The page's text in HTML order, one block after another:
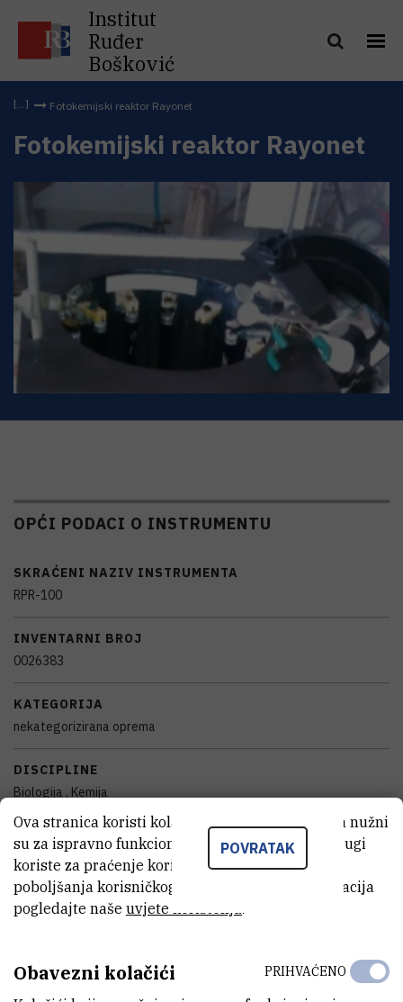
Institut
Ruđer
Bošković
Fotokemijski reaktor Rayonet
Fotokemijski reaktor Rayonet
OPĆI PODACI O INSTRUMENTU
SKRAĆENI NAZIV INSTRUMENTA
RPR-100
INVENTARNI BROJ
0026383
KATEGORIJA
nekategorizirana oprema
DISCIPLINE
Biologija , Kemija
VANJSKI LINK ZA KAPITALNU OPREMU
Vidi na croris.hr
POVRATAK
Ova stranica koristi kolačiće. Neki od tih kolačića nužni
su za ispravno funkcioniranje stranice, dok se drugi
koriste za praćenje korištenja stranice radi
poboljšanja korisničkog iskustva. Za više informacija
pogledajte naše uvjete korištenja
Obavezni kolačići PRIHVAĆENO